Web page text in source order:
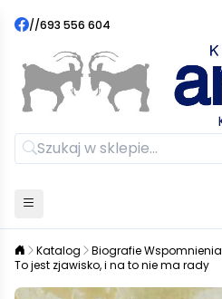
//693 556 604
Katalog
Biografie Wspomnienia
To jest zjawisko, i na to nie ma rady